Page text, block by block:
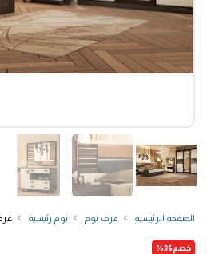
الصفحة الرئيسية غرف نوم نوم رئيسية
خصم35%